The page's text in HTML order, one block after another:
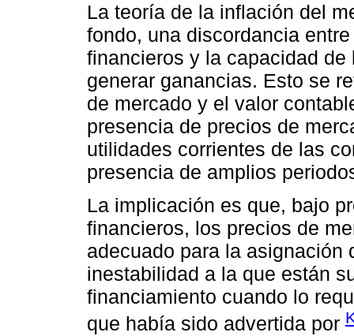
La teoría de la inflación del
fondo, una discordancia
financieros y la capacidad
generar ganancias. Esto se
de mercado y el valor
presencia de precios de
utilidades corrientes de las
presencia de amplios
La implicación es que, bajo
financieros, los precios de
adecuado para la asignación
inestabilidad a la que están
financiamiento cuando lo
que había sido advertida por